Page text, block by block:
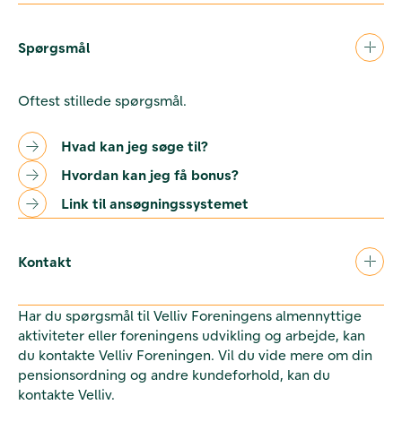
Spørgsmål
Oftest stillede spørgsmål.
Hvad kan jeg søge til?
Hvordan kan jeg få bonus?
Link til ansøgningssystemet
Kontakt
Har du spørgsmål til Velliv Foreningens almennyttige
aktiviteter eller foreningens udvikling og arbejde, kan
du kontakte Velliv Foreningen. Vil du vide mere om din
pensionsordning og andre kundeforhold, kan du
kontakte Velliv.